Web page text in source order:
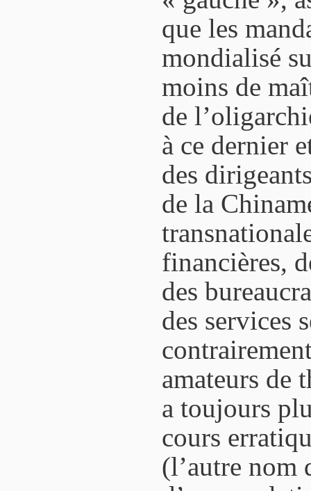
que les
mondialisé
moins de
de
à ce dernier
des
de la
financières,
des
des services
amateurs de
a toujours
cours
(l’autre nom